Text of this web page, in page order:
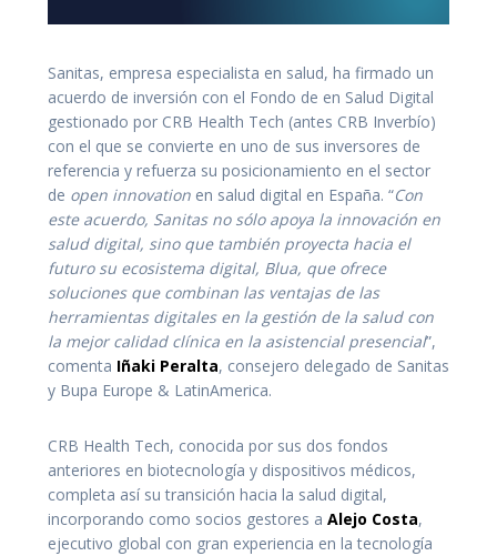
Sanitas, empresa especialista en salud, ha firmado un
acuerdo de inversión con el Fondo de en Salud Digital
gestionado por CRB Health Tech (antes CRB Inverbío)
con el que se convierte en uno de sus inversores de
referencia y refuerza su posicionamiento en el sector
de open innovation en salud digital en España. “Con
este acuerdo, Sanitas no sólo apoya la innovación en
salud digital, sino que también proyecta hacia el
futuro su ecosistema digital, Blua, que ofrece
soluciones que combinan las ventajas de las
herramientas digitales en la gestión de la salud con
la mejor calidad clínica en la asistencial presencial”,
comenta Iñaki Peralta, consejero delegado de Sanitas
y Bupa Europe & LatinAmerica.
CRB Health Tech, conocida por sus dos fondos
anteriores en biotecnología y dispositivos médicos,
completa así su transición hacia la salud digital,
incorporando como socios gestores a Alejo Costa,
ejecutivo global con gran experiencia en la tecnología